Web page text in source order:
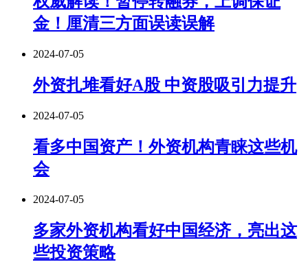
金！厘清三方面误读误解
2024-07-05
外资扎堆看好A股 中资股吸引力提升
2024-07-05
看多中国资产！外资机构青睐这些机
会
2024-07-05
多家外资机构看好中国经济，亮出这
些投资策略